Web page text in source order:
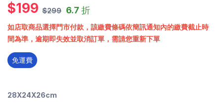
$199 $299 6.7 折
如店取商品選擇門市付款，該繳費條碼依簡訊通知內的繳費截止時
間為準，逾期即失效並取消訂單，需請您重新下單
免運費
28X24X26cm